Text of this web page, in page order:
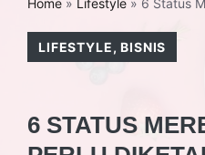
Home » Lifestyle » 6 Status
LIFESTYLE,BISNIS
6 STATUS